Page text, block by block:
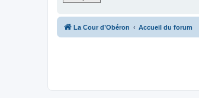
La Cour d’Obéron Accueil du forum